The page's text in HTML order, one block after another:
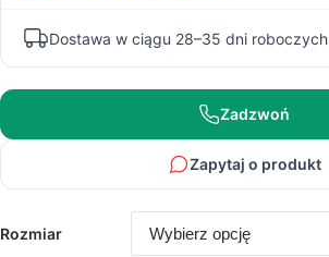
Dostawa w ciągu 28–35 dni roboczych
Zadzwoń
Zapytaj o produkt
Rozmiar